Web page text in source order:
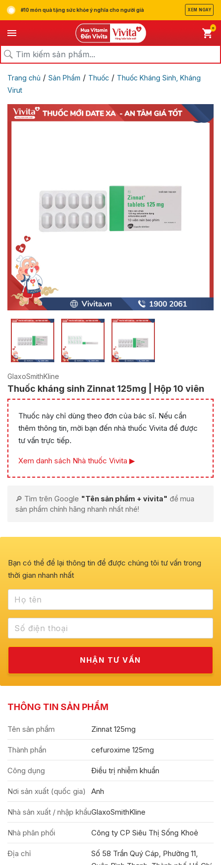
#10 món quà tặng sức khỏe ý nghĩa cho người già XEM NGAY
0
Trang chủ / Sản Phẩm / Thuốc / Thuốc Kháng Sinh, Kháng
Virut
GlaxoSmithKline
Thuốc kháng sinh Zinnat 125mg | Hộp 10 viên
Thuốc này chỉ dùng theo đơn của bác sĩ. Nếu cần
thêm thông tin, mời bạn đến nhà thuốc Vivita để được
tư vấn trực tiếp.
Xem danh sách Nhà thuốc Vivita ▶
🔎 Tìm trên Google "Tên sản phẩm + vivita" để mua
sản phẩm chính hãng nhanh nhất nhé!
Bạn có thể để lại thông tin để được chúng tôi tư vấn trong
thời gian nhanh nhất
THÔNG TIN SẢN PHẨM
Tên sản phẩm Zinnat 125mg
Thành phần cefuroxime 125mg
Công dụng Điều trị nhiễm khuẩn
Nơi sản xuất (quốc gia) Anh
Nhà sản xuất / nhập khẩuGlaxoSmithKline
Nhà phân phối Công ty CP Siêu Thị Sống Khoẻ
Địa chỉ
Số 58 Trần Quý Cáp, Phường 11,